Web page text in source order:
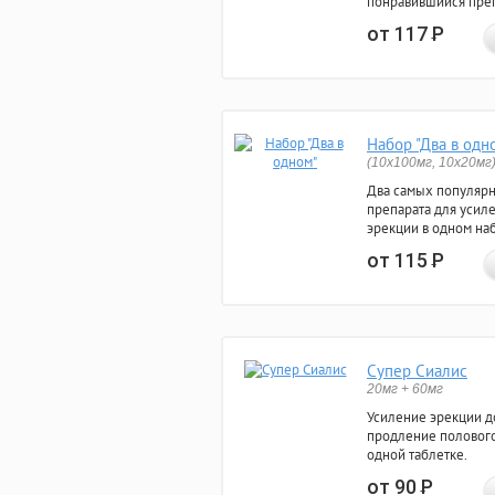
от 117Р
Набор "Два в
(10x100мг, 10x20мг)
Два самых
препарата для
эрекции в одном
от 115Р
Супер Сиалис
20мг + 60мг
Усиление эрекции
продление
одной таблетке.
от 90Р